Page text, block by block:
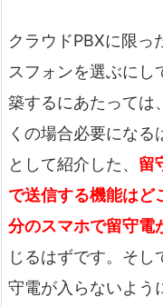
クラウドPBXに限っ
スフォンを選ぶに
築するにあたっては
くの場合必要にな
として紹介した、 留
で送信する機能はど
分のスマホで留守電
じるはずです。そし
守電が入らないよう